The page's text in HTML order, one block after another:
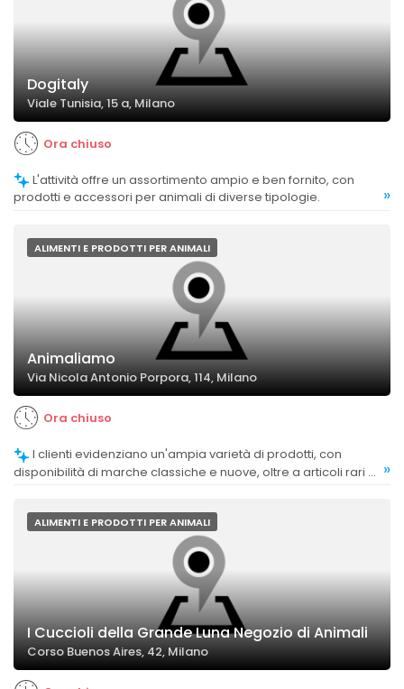
Dogitaly
Viale Tunisia, 15 a, Milano
Ora chiuso
prodotti e accessori per animali di diverse tipologie.
»
ALIMENTI E PRODOTTI PER ANIMALI
Animaliamo
Via Nicola Antonio Porpora, 114, Milano
Ora chiuso
disponibilità di marche classiche e nuove, oltre a articoli rari e »
ALIMENTI E PRODOTTI PER ANIMALI
I Cuccioli della Grande Luna Negozio di Animali
Corso Buenos Aires, 42, Milano